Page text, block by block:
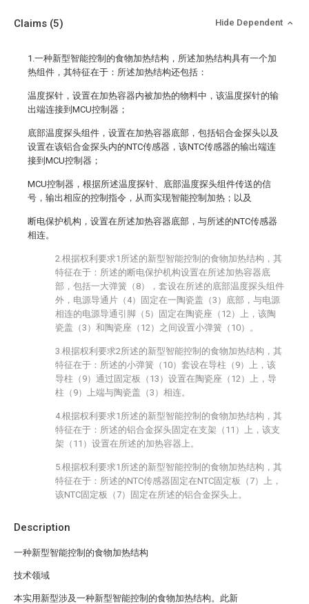
Description
一种新型智能控制的食物加热结构
技术领域
本实用新型涉及一种新型智能控制的食物加热结构。此新
Claims (5) Hide Dependent
1.一种新型智能控制的食物加热结构，所述加热结构具有一个加
热组件，其特征在于：所述加热结构还包括：
温度探针，设置在加热容器内被加热的物料中，该温度探针的输
出端连接到MCU控制器；
底部温度探头组件，设置在加热容器底部，包括铝合金探头以及
设置在该铝合金探头内的NTC传感器，该NTC传感器的输出端连
接到MCU控制器；
MCU控制器，根据所述温度探针、底部温度探头组件传送的信
号，输出相应的控制指令，从而实现智能控制加热；以及
断电保护机构，设置在所述加热容器底部，与所述的NTC传感器
相连。
2.根据权利要求1所述的新型智能控制的食物加热结构，其
特征在于：所述的断电保护机构设置在所述加热容器底
部，包括一大弹簧（8），套设在所述的底部温度探头组件
外，电源导通片（4）固定在一陶瓷盖（3）底部，与电源
相连的电源导通引脚（5）固定在陶瓷座（12）上，该陶
瓷盖（3）和陶瓷座（12）之间设置小弹簧（10）。
3.根据权利要求2所述的新型智能控制的食物加热结构，其
特征在于：所述的小弹簧（10）套设在导柱（9）上，该
导柱（9）通过固定板（13）设置在陶瓷座（12）上，导
柱（9）上端与陶瓷盖（3）相连。
4.根据权利要求1所述的新型智能控制的食物加热结构，其
特征在于：所述的铝合金探头固定在支架（11）上，该支
架（11）设置在所述的加热容器上。
5.根据权利要求1所述的新型智能控制的食物加热结构，其
特征在于：所述的NTC传感器固定在NTC固定板（7）上，
该NTC固定板（7）固定在所述的铝合金探头上。